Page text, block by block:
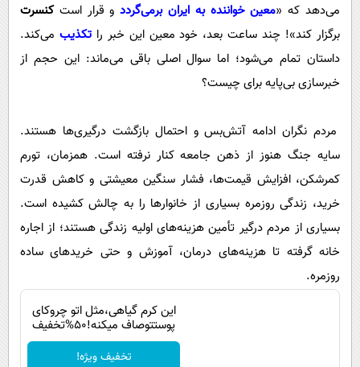
سلامت
حیات وحش
می‌دهد که «معین خواننده به ایران برمی‌گرددو قرار استکنسرت
برگزار کند»! چند ساعت بعد، خود معین این خبر راتکذیب می‌کند.
داستان تمام می‌شود؛ اما سوال اصلی باقی می‌ماند: این حجم از
خبرسازی بی‌پایه برای چیست؟
مردم نگران ادامه آتش‌بس و احتمال بازگشت درگیری‌ها هستند.
سایه جنگ هنوز از ذهن جامعه کنار نرفته است. همزمان، تورم
کمرشکن، افزایش قیمت‌ها، فشار سنگین معیشتی و کاهش قدرت
خرید، زندگی روزمره بسیاری از خانوارها را به چالش کشیده است.
بسیاری از مردم درگیر تأمین هزینه‌های اولیه زندگی هستند؛ از اجاره
خانه گرفته تا هزینه‌های درمان، آموزش و حتی خریدهای ساده
روزمره.
این کرم گیاهی،مثل اتو چروکای
پوستتوصاف میکنه!50%تخفیف
تخفیف ویژه!